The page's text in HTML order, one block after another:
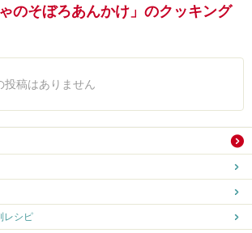
ゃのそぼろあんかけ」のクッキング
投稿はありません
レシピ